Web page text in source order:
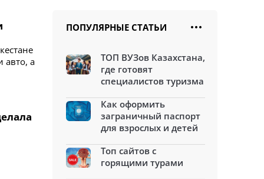
авто, а
ПОПУЛЯРНЫЕ СТАТЬИ
ТОП ВУЗов Казахстана,
где готовят
специалистов туризма
Как оформить
заграничный паспорт
для взрослых и детей
Топ сайтов с
горящими турами